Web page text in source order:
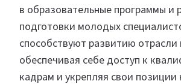
в образовательные программы и
подготовки молодых
способствуют развитию
обеспечивая себе доступ к
кадрам и укрепляя свои позиции